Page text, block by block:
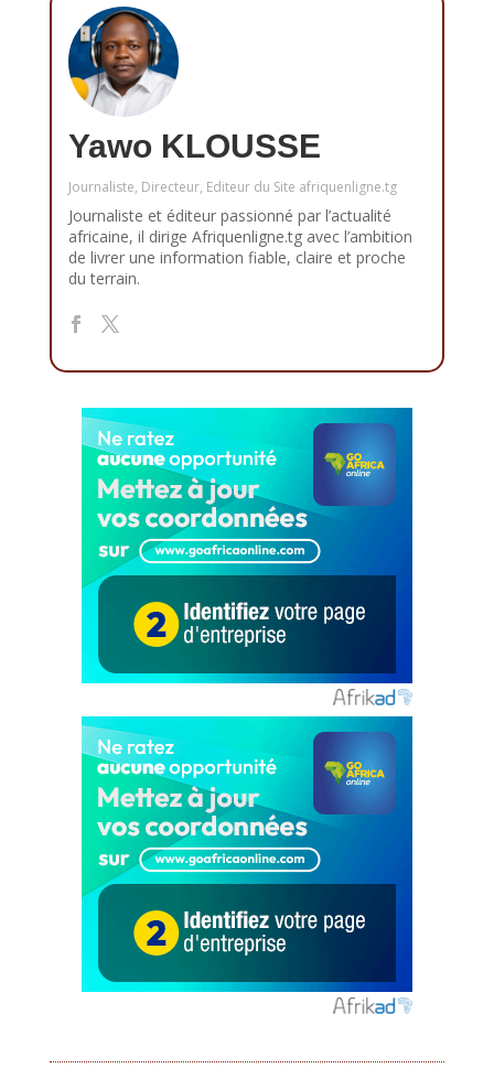
Yawo KLOUSSE
Journaliste, Directeur, Editeur du Site afriquenligne.tg
Journaliste et éditeur passionné par l’actualité
africaine, il dirige Afriquenligne.tg avec l’ambition
de livrer une information fiable, claire et proche
du terrain.